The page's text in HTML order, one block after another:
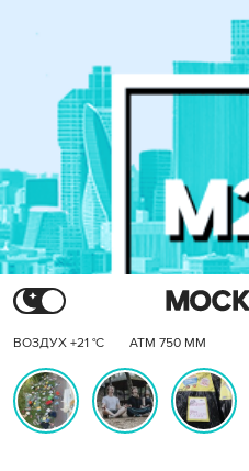
ВОЗДУХ +21 °C АТМ 750 ММ